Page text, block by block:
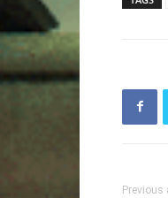
Previous